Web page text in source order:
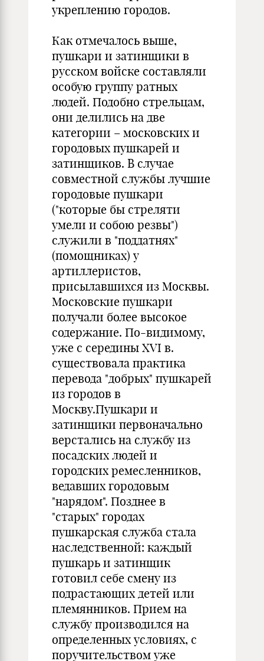
укреплению городов.
Как отмечалось выше,
пушкари и затинщики в
русском войске составляли
особую группу ратных
людей. Подобно стрельцам,
они делились на две
категории – московских и
городовых пушкарей и
затинщиков. В случае
совместной службы лучшие
городовые пушкари
("которые бы стреляти
умели и собою резвы")
служили в "поддатнях"
(помощниках) у
артиллеристов,
присылавшихся из Москвы.
Московские пушкари
получали более высокое
содержание. По-видимому,
уже с середины XVI в.
существовала практика
перевода "добрых" пушкарей
из городов в
Москву.Пушкари и
затинщики первоначально
верстались на службу из
посадских людей и
городских ремесленников,
ведавших городовым
"нарядом". Позднее в
"старых" городах
пушкарская служба стала
наследственной: каждый
пушкарь и затинщик
готовил себе смену из
подрастающих детей или
племянников. Прием на
службу производился на
определенных условиях, с
поручительством уже